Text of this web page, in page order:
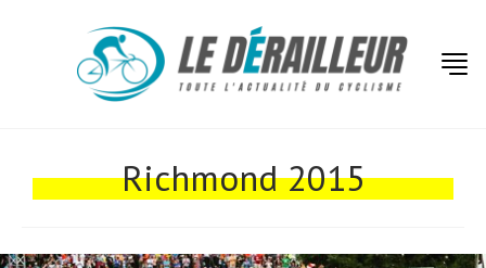
Richmond 2015
Conseils